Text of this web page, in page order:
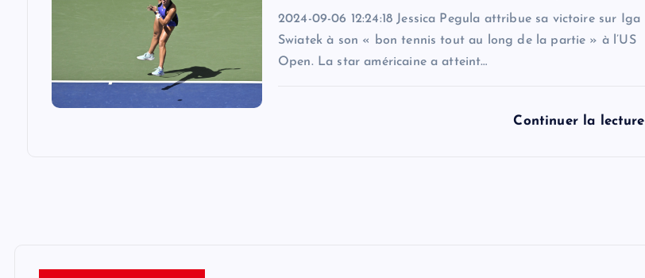
2024-09-06 12:24:18 Jessica Pegula attribue sa victoire sur Iga
Swiatek à son « bon tennis tout au long de la partie » à l’US
Open. La star américaine a atteint…
Continuer la lecture